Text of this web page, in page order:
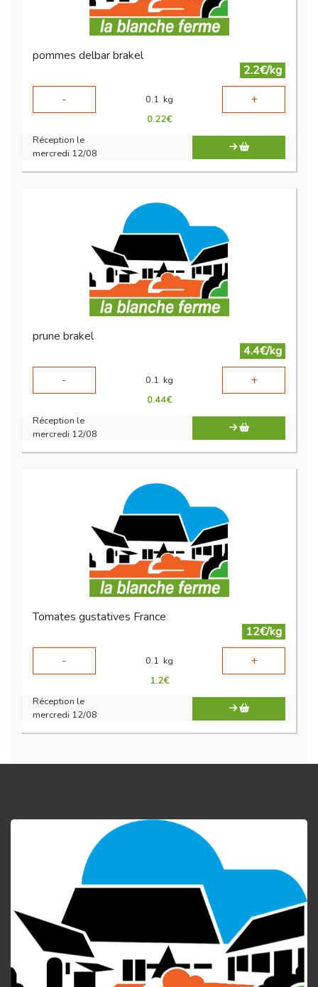
pommes delbar brakel
2.2€/kg
-
0.1 kg +
0.22€
Réception le
mercredi 12/08
prune brakel
4.4€/kg
-
0.1 kg +
0.44€
Réception le
mercredi 12/08
Tomates gustatives France
12€/kg
-
0.1 kg +
1.2€
Réception le
mercredi 12/08